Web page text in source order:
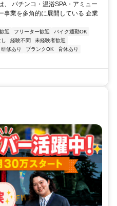
パチンコ・温浴SPA・アミュー
事業を多角的に展開している 企業
迎 フリーター歓迎
バイク通勤OK
経験不問
未経験者歓迎
研修あり ブランクOK
育休あり